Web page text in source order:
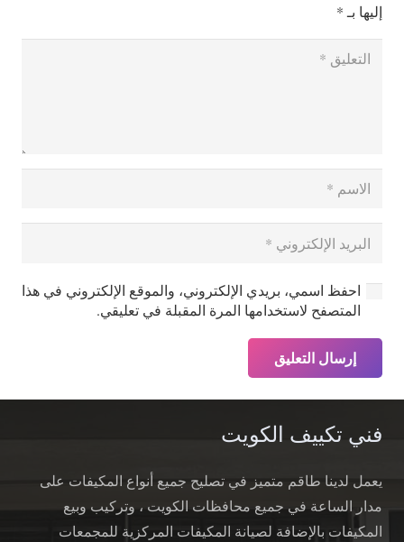
إليها بـ *
احفظ اسمي، بريدي الإلكتروني، والموقع الإلكتروني في هذا
المتصفح لاستخدامها المرة المقبلة في تعليقي.
إرسال التعليق
فني تكييف الكويت
يعمل لدينا طاقم متميز في تصليح جميع أنواع المكيفات على
مدار الساعة في جميع محافظات الكويت ، وتركيب وبيع
المكيفات بالإضافة لصيانة المكيفات المركزية للمجمعات